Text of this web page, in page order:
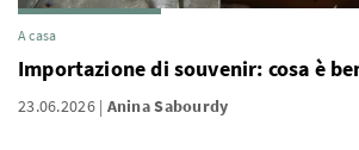
A casa
Importazione di souvenir: cosa è
23.06.2026 Anina Sabourdy